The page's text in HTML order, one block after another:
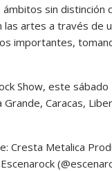
sin distinción
artes a través de
importantes,
Show, este
Grande, Caracas,
Cresta Metalica